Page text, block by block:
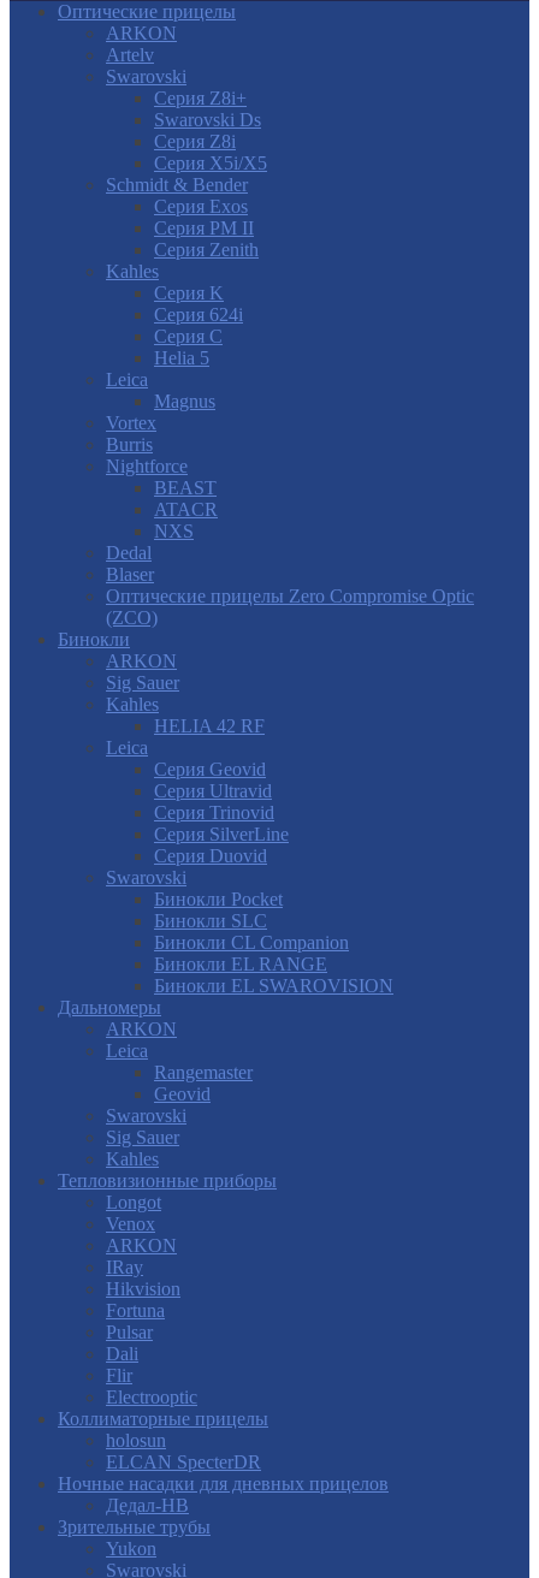
Оптические прицелы
ARKON
Artelv
Swarovski
Серия Z8i+
Swarovski Ds
Серия Z8i
Серия X5i/X5
Schmidt & Bender
Серия Exos
Серия PM II
Cерия Zenith
Kahles
Серия K
Серия 624i
Серия С
Helia 5
Leica
Magnus
Vortex
Burris
Nightforce
BEAST
ATACR
NXS
Dedal
Blaser
Оптические прицелы Zero Compromise Optic
(ZCO)
Бинокли
ARKON
Sig Sauer
Kahles
HELIA 42 RF
Leica
Серия Geovid
Серия Ultravid
Серия Trinovid
Серия SilverLine
Серия Duovid
Swarovski
Бинокли Pocket
Бинокли SLC
Бинокли CL Companion
Бинокли EL RANGE
Бинокли EL SWAROVISION
Дальномеры
ARKON
Leica
Rangemaster
Geovid
Swarovski
Sig Sauer
Kahles
Тепловизионные приборы
Longot
Venox
ARKON
IRay
Hikvision
Fortuna
Pulsar
Dali
Flir
Electrooptic
Коллиматорные прицелы
holosun
ELCAN SpecterDR
Ночные насадки для дневных прицелов
Дедал-НВ
Зрительные трубы
Yukon
Swarovski